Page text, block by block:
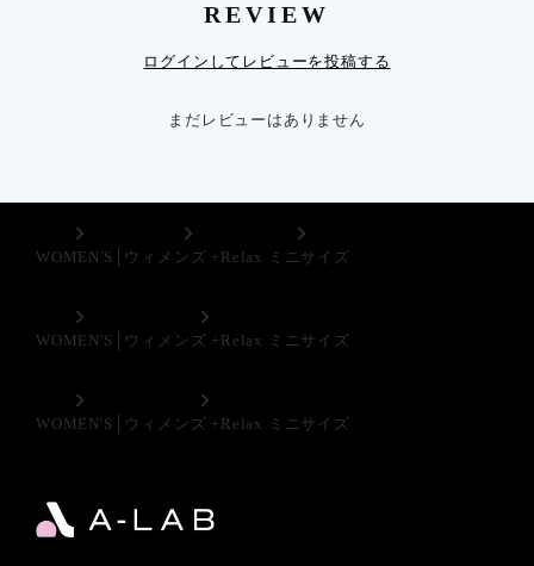
REVIEW
ログインしてレビューを投稿する
まだレビューはありません
WOMEN'S│ウィメンズ +Relax ミニサイズ
WOMEN'S│ウィメンズ +Relax ミニサイズ
WOMEN'S│ウィメンズ +Relax ミニサイズ